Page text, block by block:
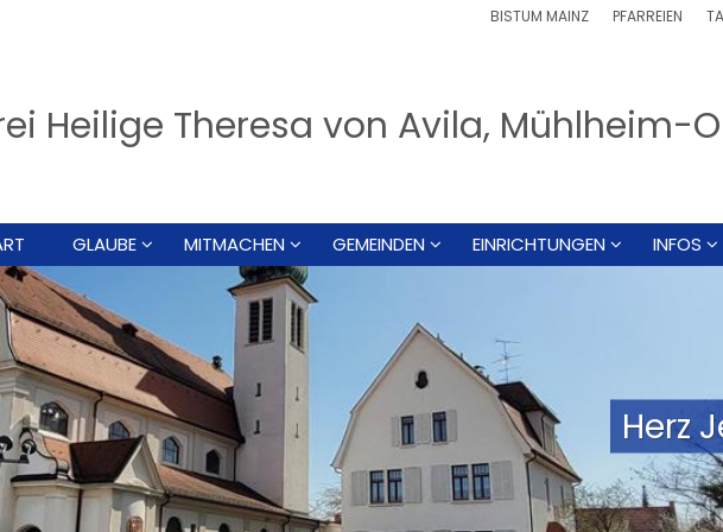
BISTUM MAINZ PFARREIEN
Heilige Theresa von Avila, Mühlheim-
GLAUBE MITMACHEN GEMEINDEN EINRICHTUNGEN INFOS
Herz